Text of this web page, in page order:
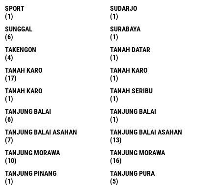
SPORT
(1)
SUDARJO
(1)
SUNGGAL
(6)
SURABAYA
(1)
TAKENGON
(4)
TANAH DATAR
(1)
TANAH KARO
(17)
TANAH KARO
(1)
TANAH KARO
(1)
TANAH SERIBU
(1)
TANJUNG BALAI
(6)
TANJUNG BALAI
(1)
TANJUNG BALAI ASAHAN
(7)
TANJUNG BALAI ASAHAN
(13)
TANJUNG MORAWA
(10)
TANJUNG MORAWA
(16)
TANJUNG PINANG
(1)
TANJUNG PURA
(5)